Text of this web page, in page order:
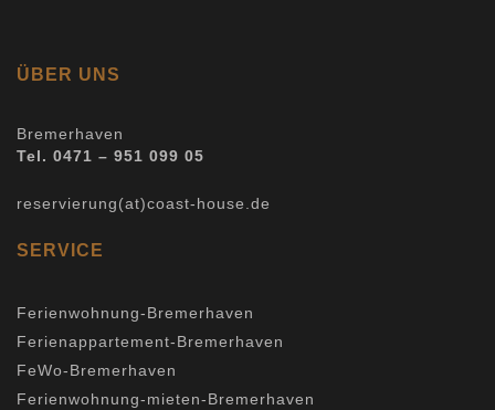
ÜBER UNS
Bremerhaven
Tel. 0471 – 951 099 05
reservierung(at)coast-house.de
SERVICE
Ferienwohnung-Bremerhaven
Ferienappartement-Bremerhaven
FeWo-Bremerhaven
Ferienwohnung-mieten-Bremerhaven